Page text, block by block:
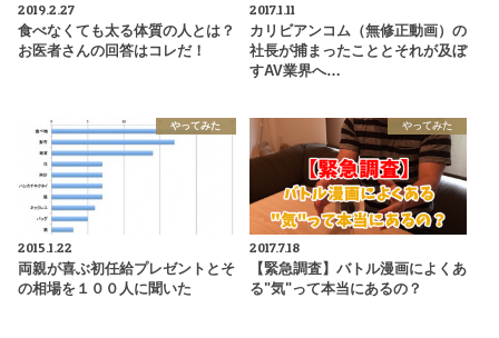
2019.2.27
食べなくても太る体質の人とは？
お医者さんの回答はコレだ！
2017.1.11
カリビアンコム（無修正動画）の
社長が捕まったこととそれが及ぼ
すAV業界へ…
やってみた
2015.1.22
両親が喜ぶ初任給プレゼントとそ
の相場を１００人に聞いた
やってみた
2017.7.18
【緊急調査】バトル漫画によくあ
る"気"って本当にあるの？